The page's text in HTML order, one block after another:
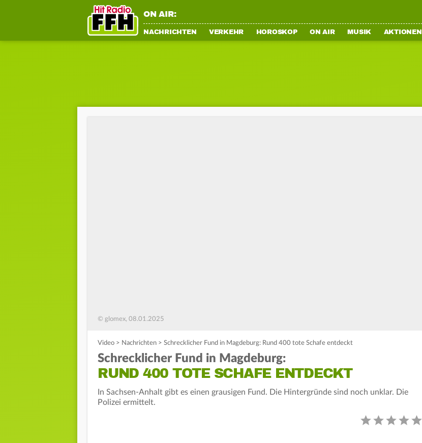
ON AIR:
NACHRICHTEN VERKEHR HOROSKOP ON AIR MUSIK AKTIONEN
© glomex, 08.01.2025
Video > Nachrichten > Schrecklicher Fund in Magdeburg: Rund 400 tote Schafe entdeckt
Schrecklicher Fund in Magdeburg:
RUND 400 TOTE SCHAFE ENTDECKT
In Sachsen-Anhalt gibt es einen grausigen Fund. Die Hintergründe sind noch unklar. Die
Polizei ermittelt.